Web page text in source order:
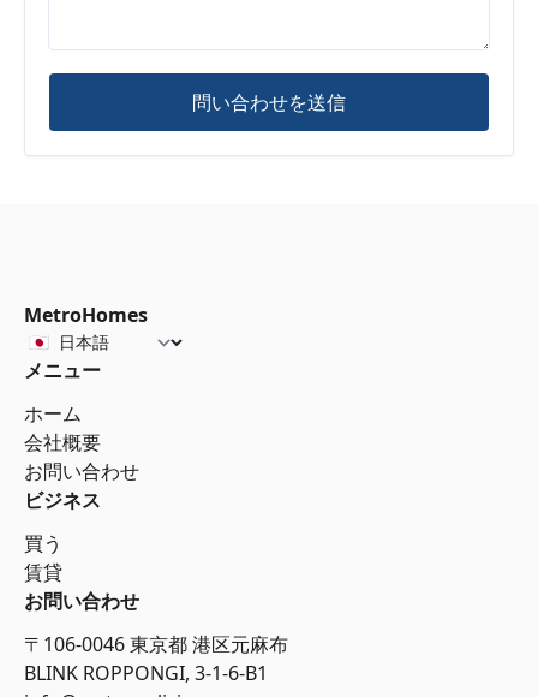
問い合わせを送信
MetroHomes
メニュー
ホーム
会社概要
お問い合わせ
ビジネス
買う
賃貸
お問い合わせ
〒106-0046 東京都 港区元麻布
BLINK ROPPONGI, 3-1-6-B1